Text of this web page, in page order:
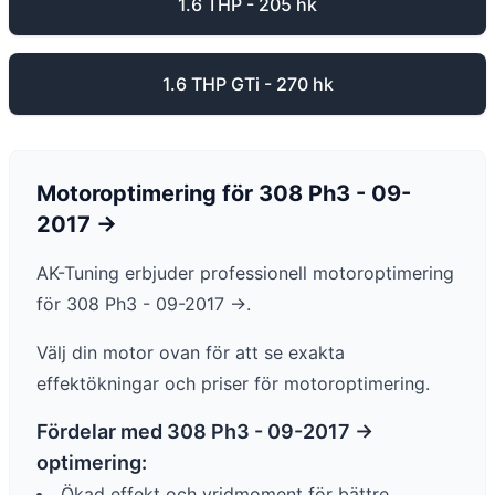
1.6 THP - 205 hk
1.6 THP GTi - 270 hk
Motoroptimering för 308 Ph3 - 09-
2017 ->
AK-Tuning erbjuder professionell motoroptimering
för 308 Ph3 - 09-2017 ->.
Välj din motor ovan för att se exakta
effektökningar och priser för motoroptimering.
Fördelar med 308 Ph3 - 09-2017 ->
optimering: